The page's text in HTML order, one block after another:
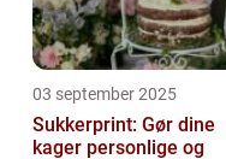
03 september 2025
Sukkerprint: Gør dine
kager personlige og